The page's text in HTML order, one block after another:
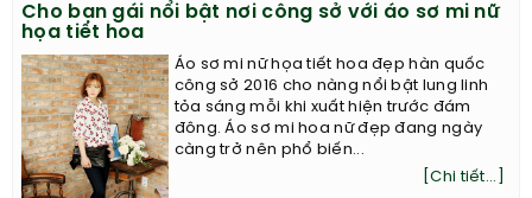
Cho bạn gái nổi bật nơi công sở với áo sơ mi nữ
họa tiết hoa
Áo sơ mi nữ họa tiết hoa đẹp hàn quốc
công sở 2016 cho nàng nổi bật lung linh
tỏa sáng mỗi khi xuất hiện trước đám
đông. Áo sơ mi hoa nữ đẹp đang ngày
càng trở nên phổ biến...
[Chi tiết...]